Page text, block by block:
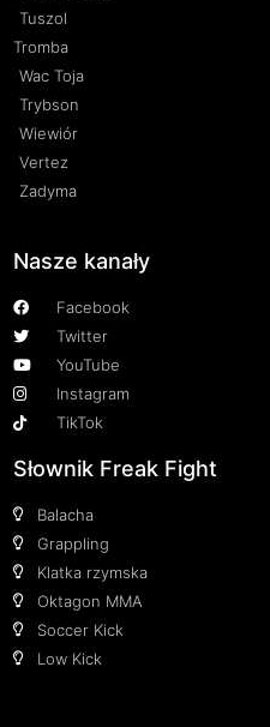
Tuszol
Tromba
Wac Toja
Trybson
Wiewiór
Vertez
Zadyma
Nasze kanały
Facebook
Twitter
YouTube
Instagram
TikTok
Słownik Freak Fight
Balacha
Grappling
Klatka rzymska
Oktagon MMA
Soccer Kick
Low Kick